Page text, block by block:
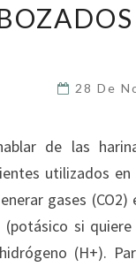
28 De
de las
utilizados
gases
(potásico si
(H+).